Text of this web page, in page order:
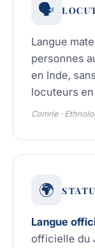
🗣️
Langue
personnes
en Inde,
locuteurs
Comrie ·
🌍
Langue
officielle du